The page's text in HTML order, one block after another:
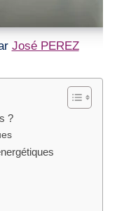
José PEREZ
?